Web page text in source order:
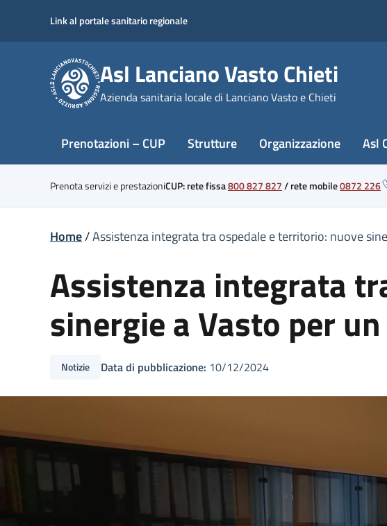
content
Link al portale sanitario regionale
Asl Lanciano Vasto Chieti
Azienda sanitaria locale di Lanciano Vasto e Chieti
Prenotazioni – CUP Strutture Organizzazione Asl
Prenota servizi e prestazioniCUP: rete fissa800 827 827/rete mobile0872 226
Home/Assistenza integrata tra ospedale e territorio: nuove
Assistenza integrata
sinergie a Vasto per
Notizie Data di pubblicazione: 10/12/2024